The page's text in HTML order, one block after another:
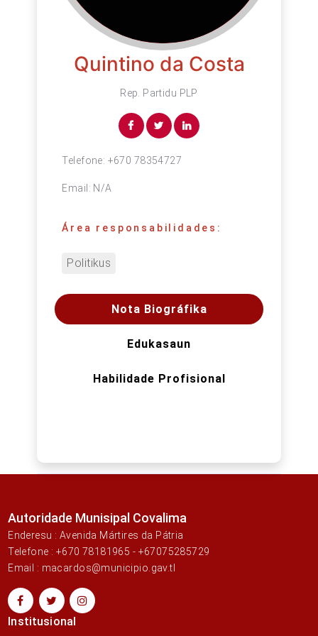
Quintino da Costa
Rep. Partidu PLP
Telefone: +670 78354727
Email: N/A
Área responsabilidades:
Politikus
Nota Biográfika
Edukasaun
Habilidade Profisional
Autoridade Munisipal Covalima
Enderesu : Avenida Mártires da Pátria
Telefone : +670 78181965 - +67075285729
Email : macardos@municipio.gav.tl
Institusional